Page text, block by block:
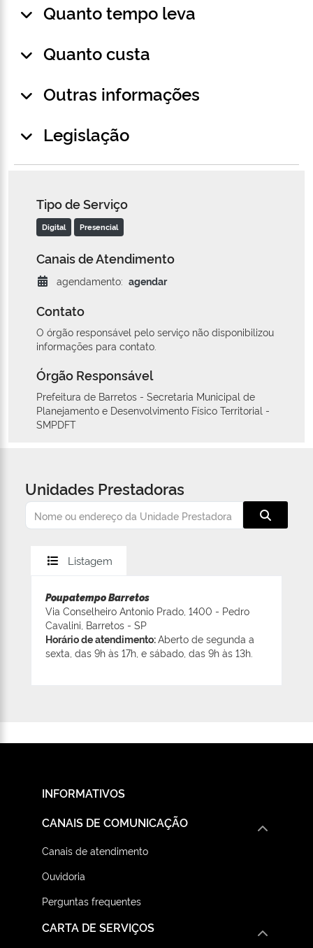
Quanto tempo leva
Quanto custa
Outras informações
Legislação
Tipo de Serviço
Digital Presencial
Canais de Atendimento
agendamento: agendar
Contato
O órgão responsável pelo serviço não disponibilizou
informações para contato.
Órgão Responsável
Prefeitura de Barretos - Secretaria Municipal de
Planejamento e Desenvolvimento Físico Territorial -
SMPDFT
Unidades Prestadoras
Listagem
Poupatempo Barretos
Via Conselheiro Antonio Prado, 1400 - Pedro
Cavalini, Barretos - SP
Horário de atendimento:Aberto de segunda a
sexta, das 9h às 17h, e sábado, das 9h às 13h.
INFORMATIVOS
CANAIS DE COMUNICAÇÃO
Canais de atendimento
Ouvidoria
Perguntas frequentes
CARTA DE SERVIÇOS